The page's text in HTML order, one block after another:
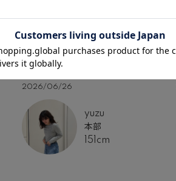
2026/06/26
yuzu
本部
151cm